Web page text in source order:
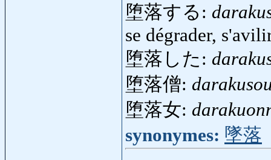
堕落する:
se dégrader,
堕落した:
堕落僧:
堕落女:
synonymes: 墜落